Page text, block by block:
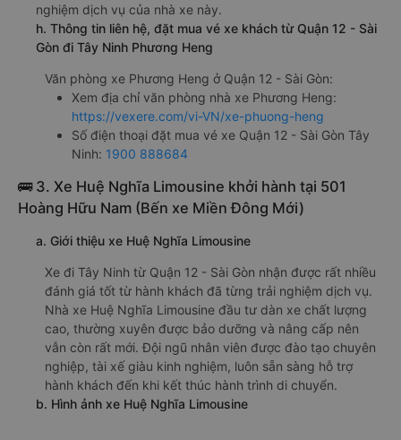
nghiệm dịch vụ của nhà xe này.
h. Thông tin liên hệ, đặt mua vé xe khách từ Quận 12 - Sài
Gòn đi Tây Ninh Phương Heng
Văn phòng xe Phương Heng ở Quận 12 - Sài Gòn:
Xem địa chỉ văn phòng nhà xe Phương Heng:
https://vexere.com/vi-VN/xe-phuong-heng
Số điện thoại đặt mua vé xe Quận 12 - Sài Gòn Tây
Ninh: 1900 888684
🚌 3. Xe Huệ Nghĩa Limousine khởi hành tại 501
Hoàng Hữu Nam (Bến xe Miền Đông Mới)
a. Giới thiệu xe Huệ Nghĩa Limousine
Xe đi Tây Ninh từ Quận 12 - Sài Gòn nhận được rất nhiều
đánh giá tốt từ hành khách đã từng trải nghiệm dịch vụ.
Nhà xe Huệ Nghĩa Limousine đầu tư dàn xe chất lượng
cao, thường xuyên được bảo dưỡng và nâng cấp nên
vẫn còn rất mới. Đội ngũ nhân viên được đào tạo chuyên
nghiệp, tài xế giàu kinh nghiệm, luôn sẵn sàng hỗ trợ
hành khách đến khi kết thúc hành trình di chuyển.
b. Hình ảnh xe Huệ Nghĩa Limousine